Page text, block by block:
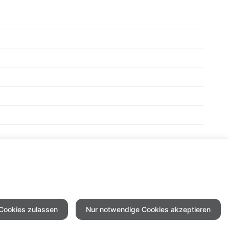
zulassen Nur notwendige Cookies akzeptieren